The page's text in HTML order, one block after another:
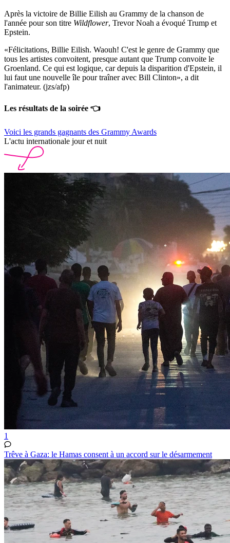
Après la victoire de Billie Eilish au Grammy de la chanson de
l'année pour son titre Wildflower, Trevor Noah a évoqué Trump et
Epstein.
«Félicitations, Billie Eilish. Waouh! C'est le genre de Grammy que
tous les artistes convoitent, presque autant que Trump convoite le
Groenland. Ce qui est logique, car depuis la disparition d'Epstein, il
lui faut une nouvelle île pour traîner avec Bill Clinton», a dit
l'animateur. (jzs/afp)
Les résultats de la soirée 👈
Voici les grands gagnants des Grammy Awards
L'actu internationale jour et nuit
1
Trêve à Gaza: le Hamas consent à un accord sur le désarmement